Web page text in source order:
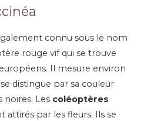
connu sous le nom
rouge vif qui se trouve
Il mesure environ
distingue par sa couleur
noires. Les coléoptères
attirés par les fleurs. Ils se